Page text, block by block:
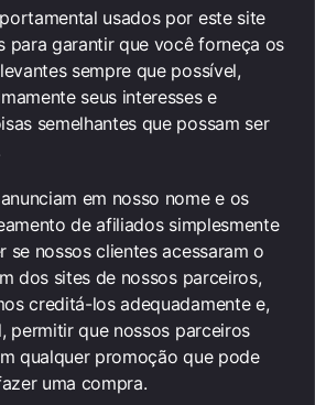
usados ​​por este site
para garantir que você forneça os
sempre que possível,
seus interesses e
semelhantes que possam ser
em nosso nome e os
de afiliados simplesmente
se nossos clientes acessaram o
dos sites de nossos parceiros,
creditá-los adequadamente e,
permitir que nossos parceiros
qualquer promoção que pode
uma compra.